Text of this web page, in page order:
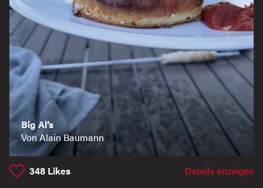
Big Al‘s
Von Alain Baumann
348 Likes Details anzeigen